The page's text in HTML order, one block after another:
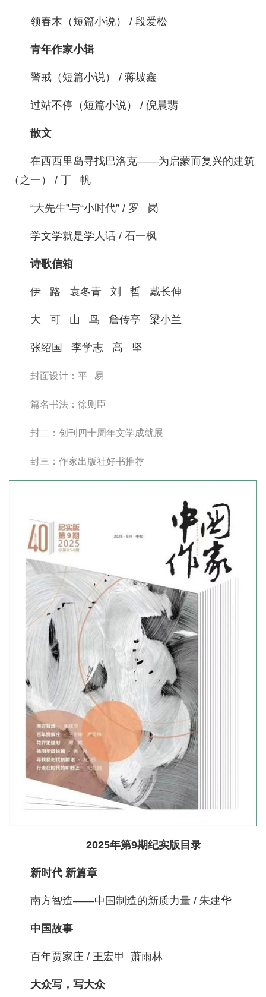
领春木（短篇小说） / 段爱松
青年作家小辑
警戒（短篇小说） / 蒋坡鑫
过站不停（短篇小说） / 倪晨翡
散文
在西西里岛寻找巴洛克——为启蒙而复兴的建筑
（之一） / 丁 帆
“大先生”与“小时代” / 罗 岗
学文学就是学人话 / 石一枫
诗歌信箱
伊 路 袁冬青 刘 哲 戴长伸
大 可 山 鸟 詹传亭 梁小兰
张绍国 李学志 高 坚
封面设计：平 易
篇名书法：徐则臣
封二：创刊四十周年文学成就展
封三：作家出版社好书推荐
2025年第9期纪实版目录
新时代 新篇章
南方智造——中国制造的新质力量 / 朱建华
中国故事
百年贾家庄 / 王宏甲 萧雨林
大众写，写大众